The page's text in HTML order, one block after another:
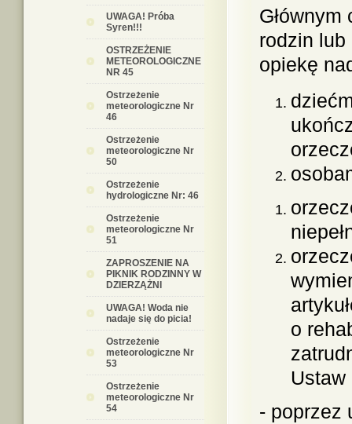
UWAGA! Próba
Syren!!!
OSTRZEŻENIE
METEOROLOGICZNE
NR 45
Ostrzeżenie
meteorologiczne Nr
46
Ostrzeżenie
meteorologiczne Nr
50
Ostrzeżenie
hydrologiczne Nr: 46
Ostrzeżenie
meteorologiczne Nr
51
ZAPROSZENIE NA
PIKNIK RODZINNY W
DZIERZĄŻNI
UWAGA! Woda nie
nadaje się do picia!
Ostrzeżenie
meteorologiczne Nr
53
Ostrzeżenie
meteorologiczne Nr
54
rodzin
opiekę
o
- poprzez